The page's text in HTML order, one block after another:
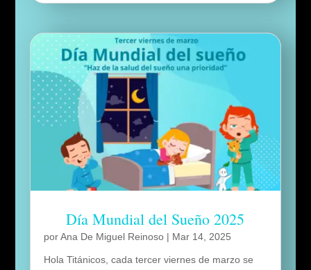
Día Mundial del Sueño 2025
porAna De Miguel Reinoso| Mar 14, 2025
Hola Titánicos, cada tercer viernes de marzo se